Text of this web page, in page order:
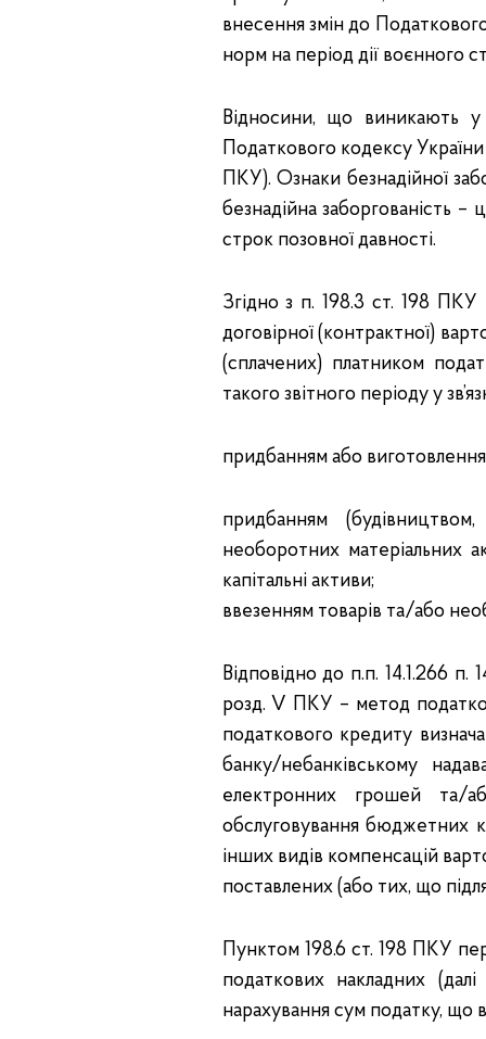
внесення змін до
норм на період дії воєнного
Відносини, що виникають у
Податкового кодексу
ПКУ). Ознаки безнадійної
безнадійна заборгованість –
строк позовної давності.
Згідно з п. 198.3 ст. 198 ПКУ
договірної (контрактної)
(сплачених) платником
такого звітного періоду у
придбанням або
придбанням
необоротних матеріальних
капітальні активи;
ввезенням товарів та/або
Відповідно до п.п. 14.1.266
розд. V ПКУ – метод
податкового кредиту
банку/небанківському
електронних грошей та/
обслуговування бюджетних
інших видів компенсацій
поставлених (або тих, що
Пунктом 198.6 ст. 198 ПКУ
податкових накладних
нарахування сум податку, що